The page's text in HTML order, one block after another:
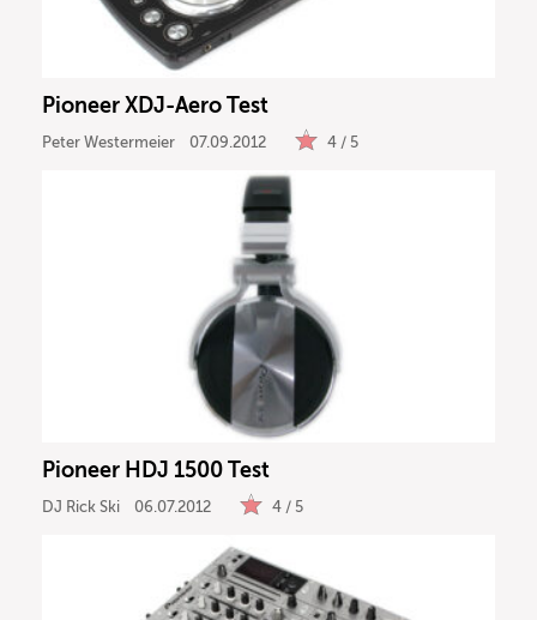
Pioneer XDJ-Aero Test
Peter Westermeier 07.09.2012 4 / 5
Pioneer HDJ 1500 Test
DJ Rick Ski 06.07.2012 4 / 5